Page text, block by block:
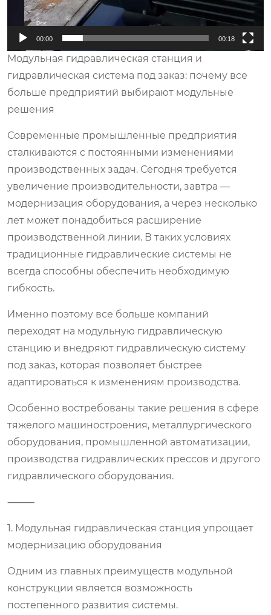
00:00 00:18
Модульная гидравлическая станция и
гидравлическая система под заказ: почему все
больше предприятий выбирают модульные
решения
Современные промышленные предприятия
сталкиваются с постоянными изменениями
производственных задач. Сегодня требуется
увеличение производительности, завтра —
модернизация оборудования, а через несколько
лет может понадобиться расширение
производственной линии. В таких условиях
традиционные гидравлические системы не
всегда способны обеспечить необходимую
гибкость.
Именно поэтому все больше компаний
переходят на модульную гидравлическую
станцию и внедряют гидравлическую систему
под заказ, которая позволяет быстрее
адаптироваться к изменениям производства.
Особенно востребованы такие решения в сфере
тяжелого машиностроения, металлургического
оборудования, промышленной автоматизации,
производства гидравлических прессов и другого
гидравлического оборудования.
⸻
1. Модульная гидравлическая станция упрощает
модернизацию оборудования
Одним из главных преимуществ модульной
конструкции является возможность
постепенного развития системы.